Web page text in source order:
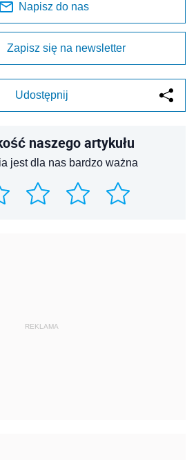
Napisz do nas
Zapisz się na newsletter
Udostępnij
naszego artykułu
jest dla nas bardzo ważna
REKLAMA